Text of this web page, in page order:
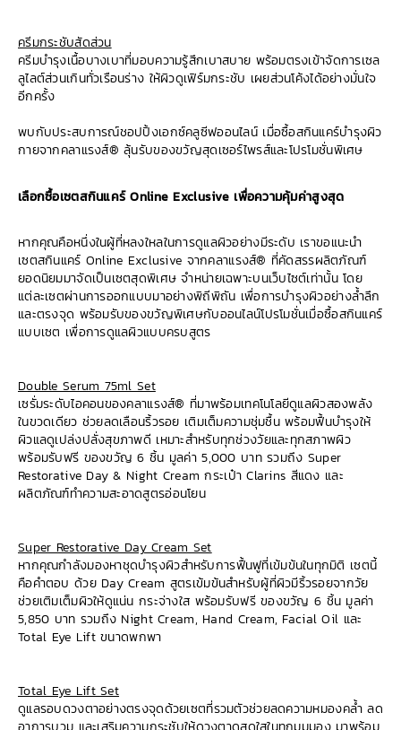
ครีมกระชับสัดส่วน
ครีมบำรุงเนื้อบางเบาที่มอบความรู้สึกเบาสบาย พร้อมตรงเข้าจัดการเซล
ลูไลต์ส่วนเกินทั่วเรือนร่าง ให้ผิวดูเฟิร์มกระชับ เผยส่วนโค้งได้อย่างมั่นใจ
อีกครั้ง
พบกับประสบการณ์ชอปปิ้งเอกซ์คลูซีฟออนไลน์ เมื่อซื้อสกินแคร์บำรุงผิว
กายจากคลาแรงส์® ลุ้นรับของขวัญสุดเซอร์ไพรส์และโปรโมชั่นพิเศษ
เลือกซื้อเซตสกินแคร์ Online Exclusive เพื่อความคุ้มค่าสูงสุด
หากคุณคือหนึ่งในผู้ที่หลงใหลในการดูแลผิวอย่างมีระดับ เราขอแนะนำ
เซตสกินแคร์ Online Exclusive จากคลาแรงส์® ที่คัดสรรผลิตภัณฑ์
ยอดนิยมมาจัดเป็นเซตสุดพิเศษ จำหน่ายเฉพาะบนเว็บไซต์เท่านั้น โดย
แต่ละเซตผ่านการออกแบบมาอย่างพิถีพิถัน เพื่อการบำรุงผิวอย่างล้ำลึก
และตรงจุด พร้อมรับของขวัญพิเศษกับออนไลน์โปรโมชั่นเมื่อซื้อสกินแคร์
แบบเซต เพื่อการดูแลผิวแบบครบสูตร
Double Serum 75ml Set
เซรั่มระดับไอคอนของคลาแรงส์® ที่มาพร้อมเทคโนโลยีดูแลผิวสองพลัง
ในขวดเดียว ช่วยลดเลือนริ้วรอย เติมเต็มความชุ่มชื้น พร้อมฟื้นบำรุงให้
ผิวแลดูเปล่งปลั่งสุขภาพดี เหมาะสำหรับทุกช่วงวัยและทุกสภาพผิว
พร้อมรับฟรี ของขวัญ 6 ชิ้น มูลค่า 5,000 บาท รวมถึง Super
Restorative Day & Night Cream กระเป๋า Clarins สีแดง และ
ผลิตภัณฑ์ทำความสะอาดสูตรอ่อนโยน
Super Restorative Day Cream Set
หากคุณกำลังมองหาชุดบำรุงผิวสำหรับการฟื้นฟูที่เข้มข้นในทุกมิติ เซตนี้
คือคำตอบ ด้วย Day Cream สูตรเข้มข้นสำหรับผู้ที่ผิวมีริ้วรอยจากวัย
ช่วยเติมเต็มผิวให้ดูแน่น กระจ่างใส พร้อมรับฟรี ของขวัญ 6 ชิ้น มูลค่า
5,850 บาท รวมถึง Night Cream, Hand Cream, Facial Oil และ
Total Eye Lift ขนาดพกพา
Total Eye Lift Set
ดูแลรอบดวงตาอย่างตรงจุดด้วยเซตที่รวมตัวช่วยลดความหมองคล้ำ ลด